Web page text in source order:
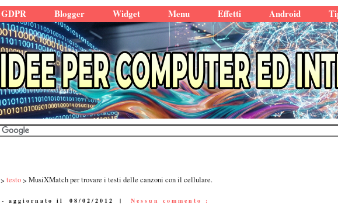
Blogger Widget Menu Effetti Android
testo MusiXMatch per trovare i testi delle canzoni con il cellulare.
- aggiornato il 08/02/2012 | Nessun commento :